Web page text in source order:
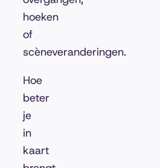
hoeken
of
scèneveranderingen.
Hoe
beter
je
in
kaart